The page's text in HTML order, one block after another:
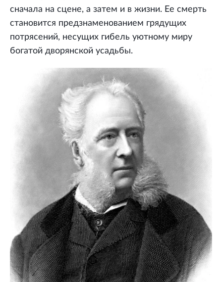
сначала на сцене, а затем и в жизни. Ее смерть
становится предзнаменованием грядущих
потрясений, несущих гибель уютному миру
богатой дворянской усадьбы.